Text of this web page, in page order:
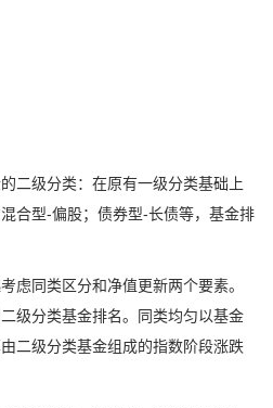
级分类：在原有一级分类基础上
合型-偏股；债券型-长债等，基金排
同类区分和净值更新两个要素。
级分类基金排名。同类均匀以基金
二级分类基金组成的指数阶段涨跌